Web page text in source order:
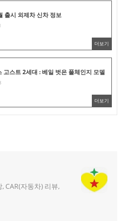
출시 외제차 신차 정보
더보기
고스트 2세대 : 베일 벗은 풀체인지 모델
더보기
CAR(자동차) 리뷰,